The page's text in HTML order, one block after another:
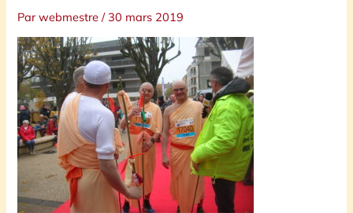
Parwebmestre/ 30 mars 2019